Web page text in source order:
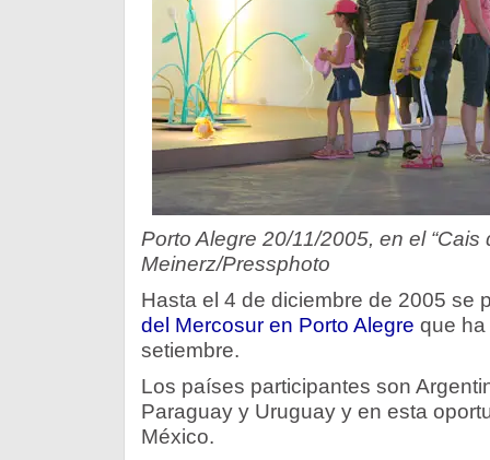
Porto Alegre 20/11/2005, en el “Cais
Meinerz/Pressphoto
Hasta el 4 de diciembre de 2005 se
del Mercosur en Porto Alegre que
setiembre.
Los países participantes son
Paraguay y Uruguay y en esta
México.